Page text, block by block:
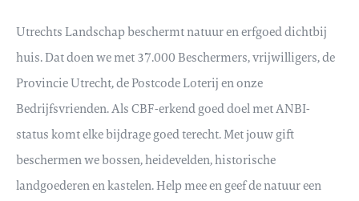
Utrechts Landschap beschermt natuur en erfgoed dichtbij
huis. Dat doen we met 37.000 Beschermers, vrijwilligers, de
Provincie Utrecht, de Postcode Loterij en onze
Bedrijfsvrienden. Als CBF-erkend goed doel met ANBI-
status komt elke bijdrage goed terecht. Met jouw gift
beschermen we bossen, heidevelden, historische
landgoederen en kastelen. Help mee en geef de natuur een